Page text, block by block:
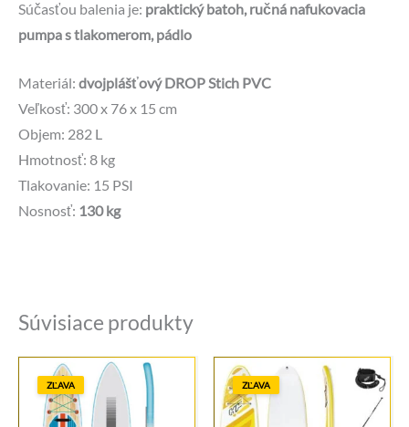
Súčasťou balenia je: praktický batoh, ručná nafukovacia
pumpa s tlakomerom, pádlo
Materiál: dvojplášťový DROP Stich PVC
Veľkosť: 300 x 76 x 15 cm
Objem: 282 L
Hmotnosť: 8 kg
Tlakovanie: 15 PSI
Nosnosť: 130 kg
Súvisiace produkty
ZĽAVA ZĽAVA